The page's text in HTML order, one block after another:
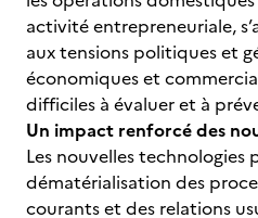
activité entrepreneuriale,
aux tensions politiques et
économiques et
difficiles à évaluer et à
Un impact renforcé des
Les nouvelles technologies
dématérialisation des
courants et des relations